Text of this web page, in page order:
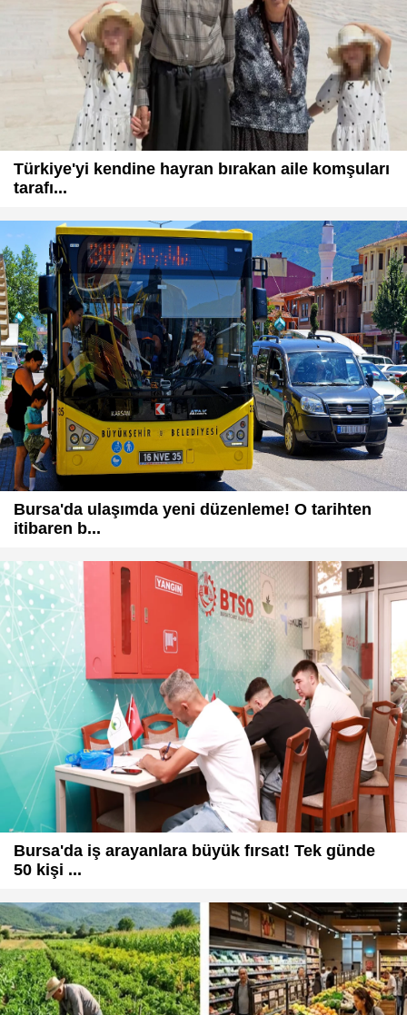
Türkiye'yi kendine hayran bırakan aile komşuları
tarafı...
Bursa'da ulaşımda yeni düzenleme! O tarihten
itibaren b...
Bursa'da iş arayanlara büyük fırsat! Tek günde
50 kişi ...